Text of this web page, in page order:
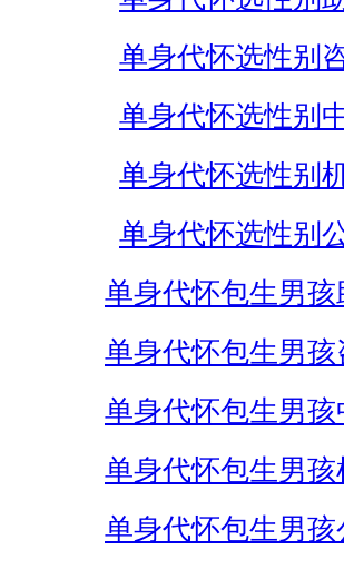
单身代怀选性别
单身代怀选性别
单身代怀选性别
单身代怀选性别
单身代怀包生男孩
单身代怀包生男孩
单身代怀包生男孩
单身代怀包生男孩
单身代怀包生男孩